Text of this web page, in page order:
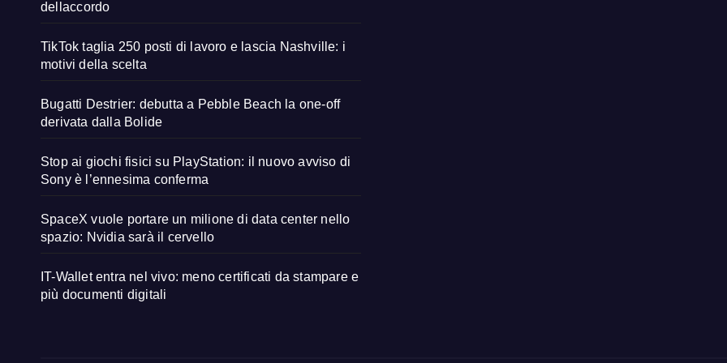
dellaccordo
TikTok taglia 250 posti di lavoro e lascia Nashville: i
motivi della scelta
Bugatti Destrier: debutta a Pebble Beach la one-off
derivata dalla Bolide
Stop ai giochi fisici su PlayStation: il nuovo avviso di
Sony è l’ennesima conferma
SpaceX vuole portare un milione di data center nello
spazio: Nvidia sarà il cervello
IT-Wallet entra nel vivo: meno certificati da stampare e
più documenti digitali